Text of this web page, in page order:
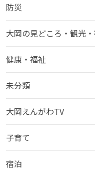
防災
大岡の見どころ・観光
健康・福祉
未分類
大岡えんがわTV
子育て
宿泊